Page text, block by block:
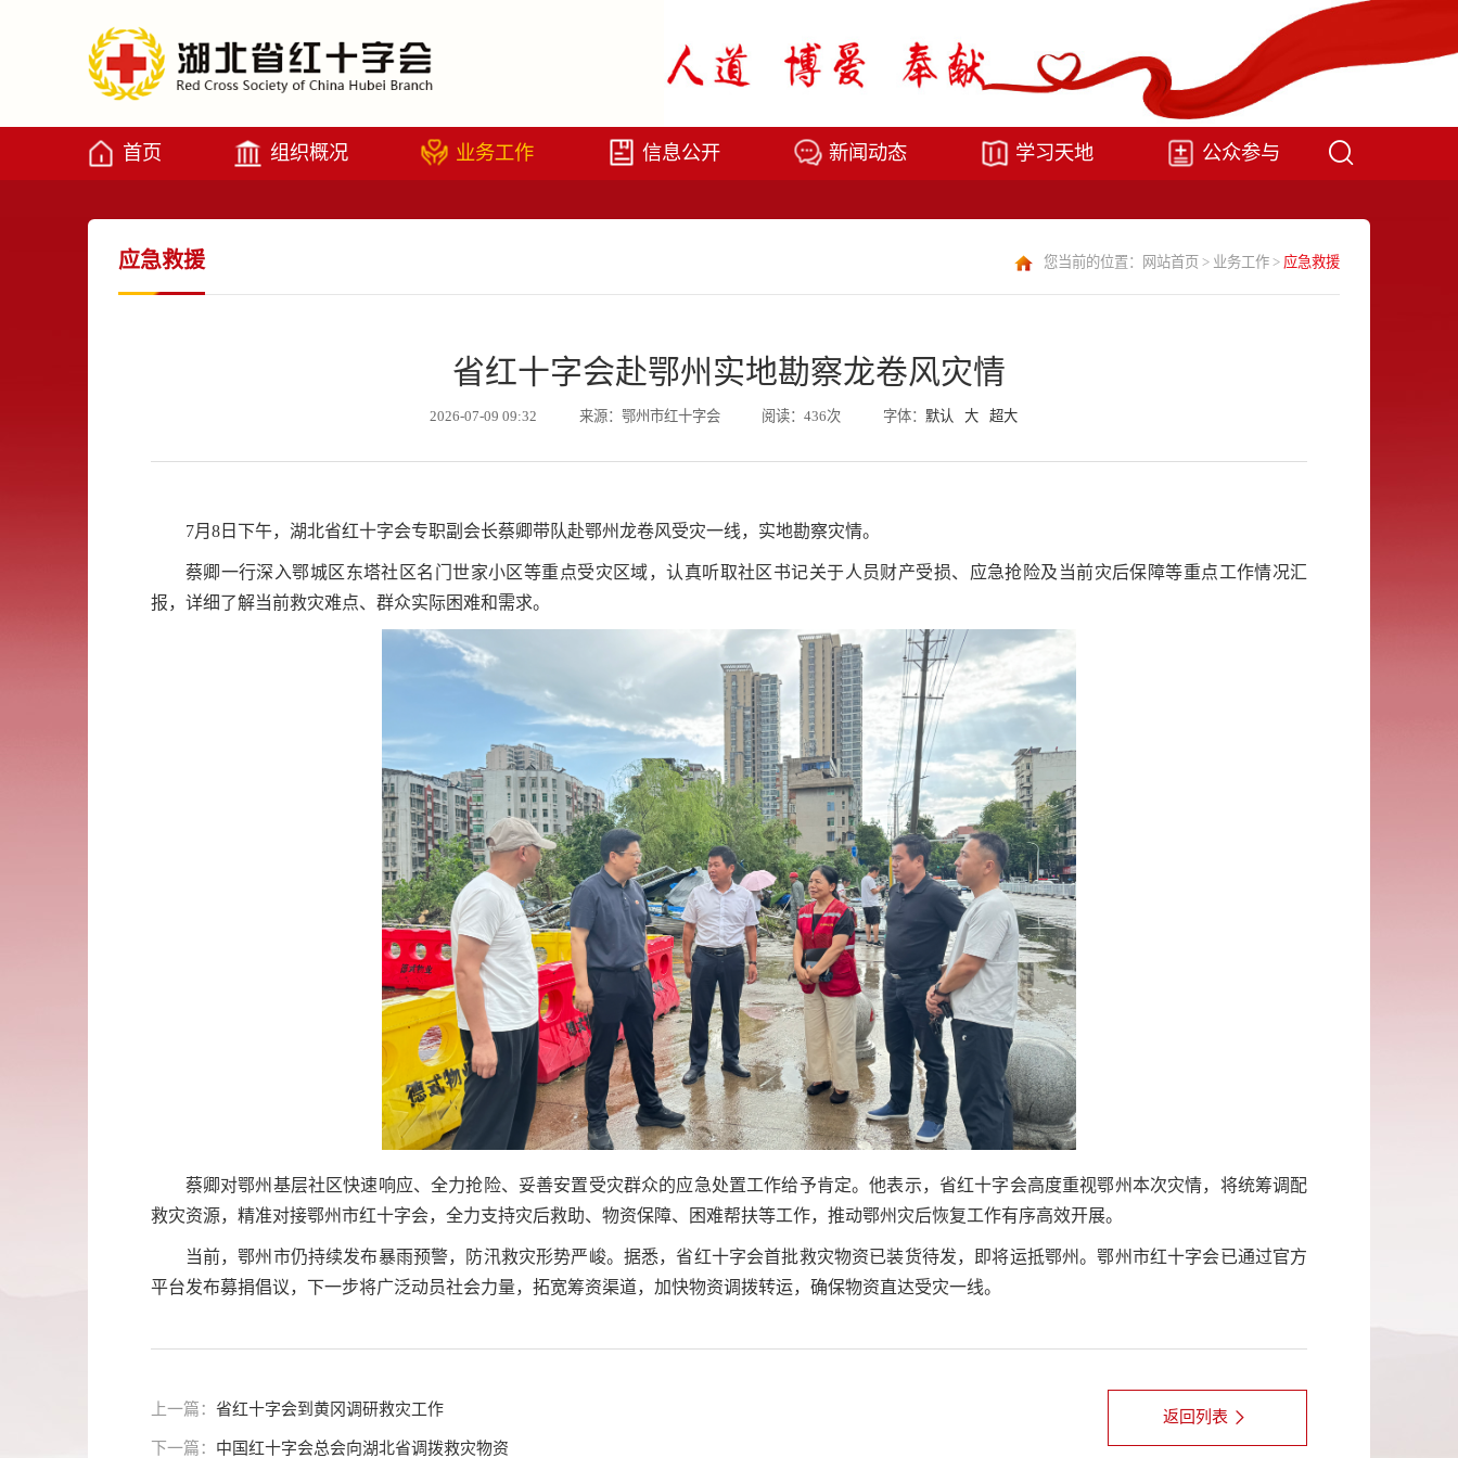
首页 组织概况 业务工作 信息公开 新闻动态 学习天地 公众参与
应急救援 您当前的位置： 网站首页 > 业务工作 > 应急救援
省红十字会赴鄂州实地勘察龙卷风灾情
2026-07-09 09:32 来源：鄂州市红十字会 阅读：436次 字体： 默认 大 超大
7月8日下午，湖北省红十字会专职副会长蔡卿带队赴鄂州龙卷风受灾一线，实地勘察灾情。
蔡卿一行深入鄂城区东塔社区名门世家小区等重点受灾区域，认真听取社区书记关于人员财产受损、应急抢险及当前灾后保障等重点工作情况汇
报，详细了解当前救灾难点、群众实际困难和需求。
蔡卿对鄂州基层社区快速响应、全力抢险、妥善安置受灾群众的应急处置工作给予肯定。他表示，省红十字会高度重视鄂州本次灾情，将统筹调配
救灾资源，精准对接鄂州市红十字会，全力支持灾后救助、物资保障、困难帮扶等工作，推动鄂州灾后恢复工作有序高效开展。
当前，鄂州市仍持续发布暴雨预警，防汛救灾形势严峻。据悉，省红十字会首批救灾物资已装货待发，即将运抵鄂州。鄂州市红十字会已通过官方
平台发布募捐倡议，下一步将广泛动员社会力量，拓宽筹资渠道，加快物资调拨转运，确保物资直达受灾一线。
上一篇： 省红十字会到黄冈调研救灾工作
下一篇： 中国红十字会总会向湖北省调拨救灾物资
返回列表